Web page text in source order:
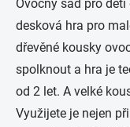
Ovocný sad pro
desková hra pro
dřevěné kousky
spolknout a hra je
od 2 let. A velké
Využijete je nejen